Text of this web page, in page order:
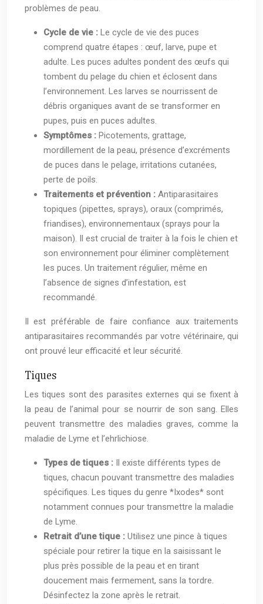
problèmes de peau.
Cycle de vie : Le cycle de vie des puces
comprend quatre étapes : œuf, larve, pupe et
adulte. Les puces adultes pondent des œufs qui
tombent du pelage du chien et éclosent dans
l’environnement. Les larves se nourrissent de
débris organiques avant de se transformer en
pupes, puis en puces adultes.
Symptômes : Picotements, grattage,
mordillement de la peau, présence d’excréments
de puces dans le pelage, irritations cutanées,
perte de poils.
Traitements et prévention : Antiparasitaires
topiques (pipettes, sprays), oraux (comprimés,
friandises), environnementaux (sprays pour la
maison). Il est crucial de traiter à la fois le chien et
son environnement pour éliminer complètement
les puces. Un traitement régulier, même en
l’absence de signes d’infestation, est
recommandé.
Il est préférable de faire confiance aux traitements
antiparasitaires recommandés par votre vétérinaire, qui
ont prouvé leur efficacité et leur sécurité.
Tiques
Les tiques sont des parasites externes qui se fixent à
la peau de l’animal pour se nourrir de son sang. Elles
peuvent transmettre des maladies graves, comme la
maladie de Lyme et l’ehrlichiose.
Types de tiques :
Il existe différents types de
tiques, chacun pouvant transmettre des maladies
spécifiques. Les tiques du genre *Ixodes* sont
notamment connues pour transmettre la maladie
de Lyme.
Retrait d’une tique : Utilisez une pince à tiques
spéciale pour retirer la tique en la saisissant le
plus près possible de la peau et en tirant
doucement mais fermement, sans la tordre.
Désinfectez la zone après le retrait.